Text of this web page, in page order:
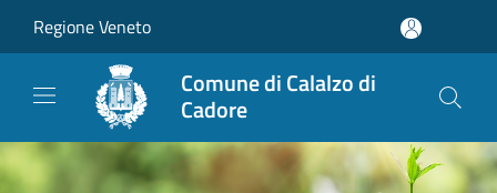
Regione Veneto
Comune di Calalzo di
Cadore